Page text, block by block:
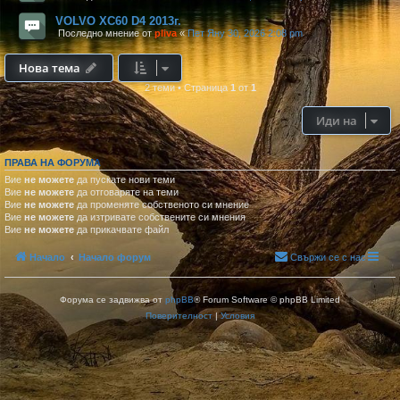
VOLVO XC60 D4 2013г.
Последно мнение отpliva«Пет Яну 30, 2026 2:08 pm
Нова тема
2 теми• Страница 1 от 1
Иди на
ПРАВА НА ФОРУМА
Вие не можете да пускате нови теми
Вие не можете да отговаряте на теми
Вие не можетеда променяте собственото си мнение
Вие не можете да изтривате собствените си мнения
Вие не можете да прикачвате файл
Начало Начало форум Свържи се с нас
Форума се задвижва от phpBB® Forum Software © phpBB Limited
Поверителност|Условия